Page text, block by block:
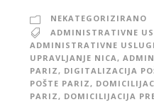
NEKATEGORIZIRANO
ADMINISTRATIVNE
ADMINISTRATIVNE
UPRAVLJANJE NICA ,
PARIZ , DIGITALIZACIJA
POŠTE PARIZ ,
PARIZ , DOMICILIJACIJA